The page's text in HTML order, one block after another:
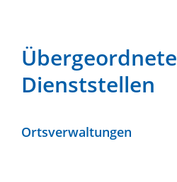
Übergeordnete
Dienststellen
Ortsverwaltungen